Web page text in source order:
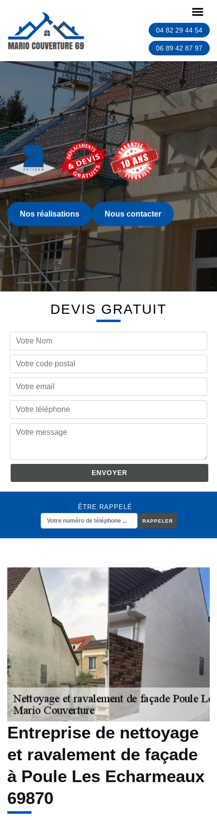
04 82 29 44 54
06 89 42 87 97
Nos réalisations Nous contacter
DEVIS GRATUIT
ÊTRE RAPPELÉ
Entreprise de nettoyage
et ravalement de façade
à Poule Les Echarmeaux
69870